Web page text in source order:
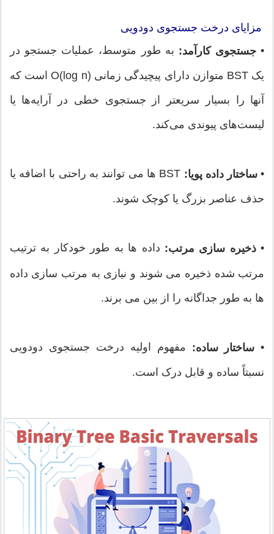
مزایای درخت جستجوی دودویی
• جستجوی کارآمد: به طور متوسط، عملیات جستجو در
یک BST متوازن دارای پیچیدگی زمانی O(log n) است که
آنها را بسیار سریعتر از جستجوی خطی در آرایه‌ها یا
لیست‌های پیوندی می‌کند.
• ساختار داده پویا: BST ها می توانند به راحتی با اضافه یا
حذف عناصر بزرگ یا کوچک شوند.
•ذخیره سازی مرتب: داده ها به طور خودکار به ترتیب
مرتب شده ذخیره می شوند و نیازی به مرتب سازی داده
ها به طور جداگانه را از بین می برند.
• ساختار ساده: مفهوم اولیه درخت جستجوی دودویی
نسبتاً ساده و قابل درک است.